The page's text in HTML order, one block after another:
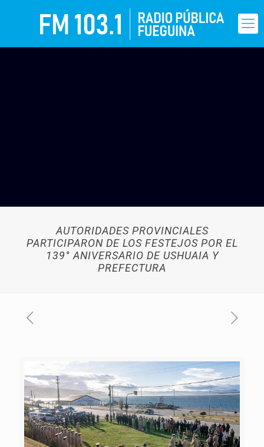
AUTORIDADES PROVINCIALES
PARTICIPARON DE LOS FESTEJOS POR EL
139° ANIVERSARIO DE USHUAIA Y
PREFECTURA